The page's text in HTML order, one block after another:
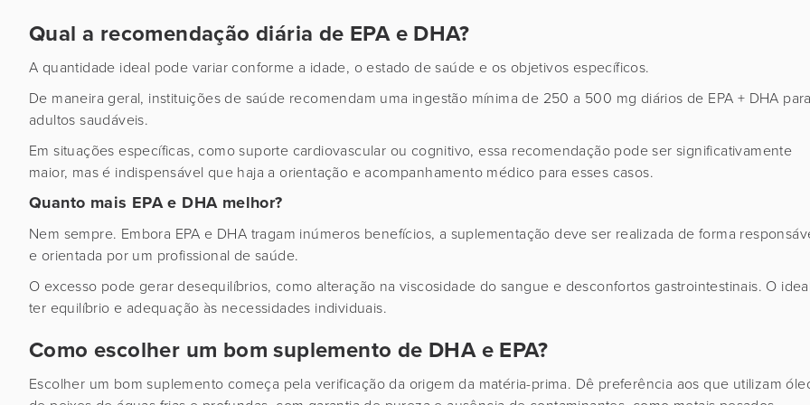
Qual a recomendação diária de EPA e DHA?
A quantidade ideal pode variar conforme a idade, o estado de saúde e os objetivos específicos.
De maneira geral, instituições de saúde recomendam uma ingestão mínima de 250 a 500 mg diários de EPA + DHA para
adultos saudáveis.
Em situações específicas, como suporte cardiovascular ou cognitivo, essa recomendação pode ser significativamente
maior, mas é indispensável que haja a orientação e acompanhamento médico para esses casos.
Quanto mais EPA e DHA melhor?
Nem sempre. Embora EPA e DHA tragam inúmeros benefícios, a suplementação deve ser realizada de forma
e orientada por um profissional de saúde.
O excesso pode gerar desequilíbrios, como alteração na viscosidade do sangue e desconfortos gastrointestinais. O
ter equilíbrio e adequação às necessidades individuais.
Como escolher um bom suplemento de DHA e EPA?
Escolher um bom suplemento começa pela verificação da origem da matéria-prima. Dê preferência aos que utilizam